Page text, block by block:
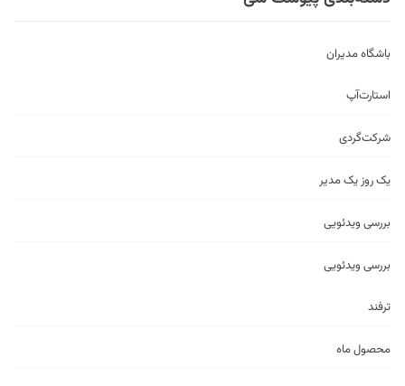
باشگاه مدیران
استارت‌آپ
شرکت‌گردی
یک روز یک مدیر
بررسی ویدئویی
بررسی ویدئویی
ترفند
محصول ماه